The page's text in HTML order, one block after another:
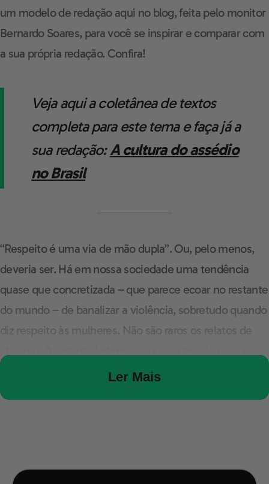
um modelo de redação aqui no blog, feita pelo monitor
Bernardo Soares, para você se inspirar e comparar com
a sua própria redação. Confira!
Veja aqui a coletânea de textos
completa para este tema e faça já a
sua redação:A cultura do assédio
no Brasil
“Respeito é uma via de mão dupla”. Ou, pelo menos,
deveria ser. Há em nossa sociedade uma tendência
quase que concretizada – que parece ecoar no restante
do mundo – de banalizar a violência, sobretudo quando
diz respeito às mulheres. Não são raros os relatos de
brasileiros, embora em menor escala – sofrem nas ruas
do país. Essa violência psicológica, e às vezes física,
inconveniente cultura de assédio.Em primeiro lugar, é
Ler Mais